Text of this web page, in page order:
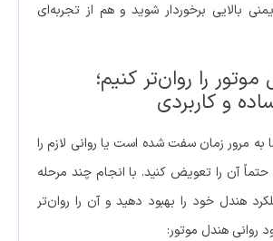
بالایی برخوردار شوید و هم از تجربه‌ای
را روان‌تر کنیم؛
و کاربردی
به مرور زمان سفت شده است یا روانی لازم را
حتماً آن را تعویض کنید. با انجام چند مرحله
هندل خود را بهبود دهید و آن را روان‌تر
روانی هندل موتور: